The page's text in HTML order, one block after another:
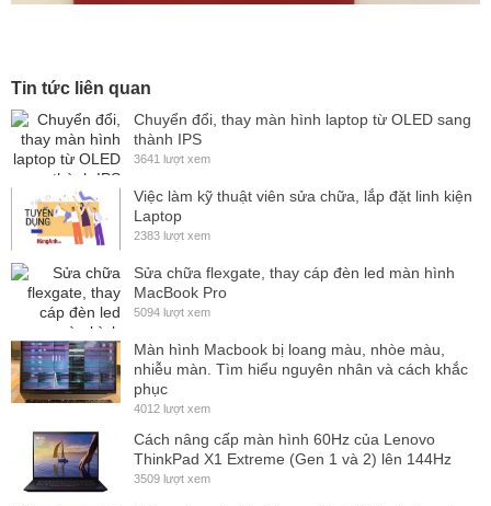
Tin tức liên quan
Chuyển đổi, thay màn hình laptop từ OLED sang
thành IPS
3641 lượt xem
Việc làm kỹ thuật viên sửa chữa, lắp đặt linh kiện
Laptop
2383 lượt xem
Sửa chữa flexgate, thay cáp đèn led màn hình
MacBook Pro
5094 lượt xem
Màn hình Macbook bị loang màu, nhòe màu,
nhiễu màn. Tìm hiểu nguyên nhân và cách khắc
phục
4012 lượt xem
Cách nâng cấp màn hình 60Hz của Lenovo
ThinkPad X1 Extreme (Gen 1 và 2) lên 144Hz
3509 lượt xem